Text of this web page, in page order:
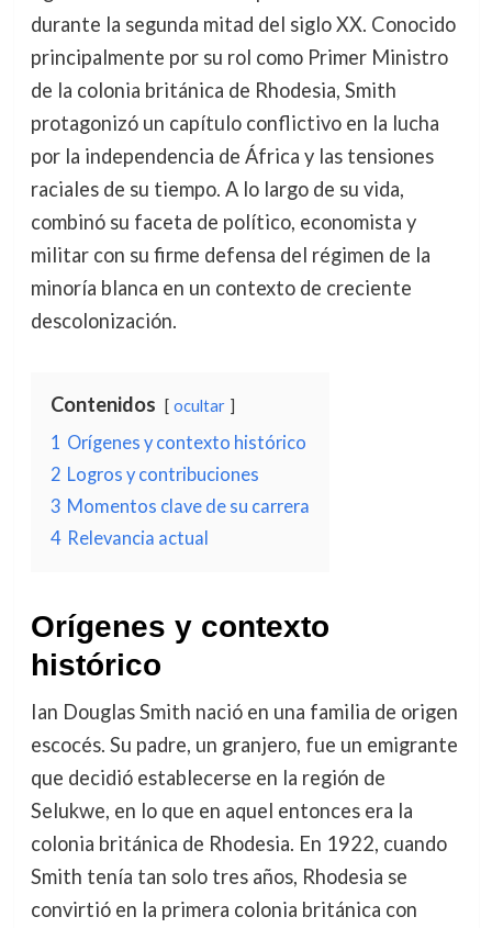
durante la segunda mitad del siglo XX. Conocido
principalmente por su rol como Primer Ministro
de la colonia británica de Rhodesia, Smith
protagonizó un capítulo conflictivo en la lucha
por la independencia de África y las tensiones
raciales de su tiempo. A lo largo de su vida,
combinó su faceta de político, economista y
militar con su firme defensa del régimen de la
minoría blanca en un contexto de creciente
descolonización.
Contenidos ocultar
1 Orígenes y contexto histórico
2 Logros y contribuciones
3 Momentos clave de su carrera
4 Relevancia actual
Orígenes y contexto
histórico
Ian Douglas Smith nació en una familia de origen
escocés. Su padre, un granjero, fue un emigrante
que decidió establecerse en la región de
Selukwe, en lo que en aquel entonces era la
colonia británica de Rhodesia. En 1922, cuando
Smith tenía tan solo tres años, Rhodesia se
convirtió en la primera colonia británica con